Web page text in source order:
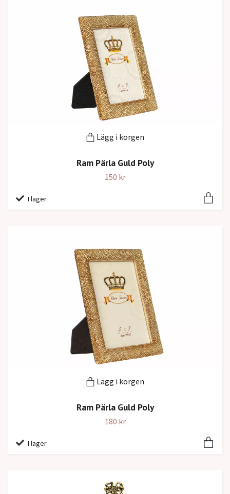
Lägg i korgen
Ram Pärla Guld Poly
150 kr
I lager
Lägg i korgen
Ram Pärla Guld Poly
180 kr
I lager